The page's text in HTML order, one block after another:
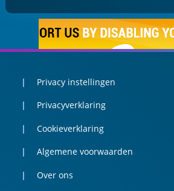
Privacy instellingen
Privacyverklaring
Cookieverklaring
Algemene voorwaarden
Over ons